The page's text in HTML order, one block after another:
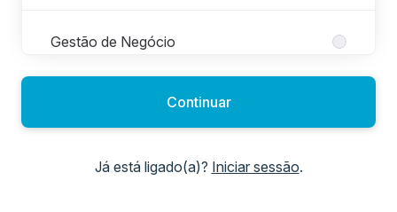
Gestão de Negócio
Jurídica e Compliance
Continuar
Já está ligado(a)? Iniciar sessão.